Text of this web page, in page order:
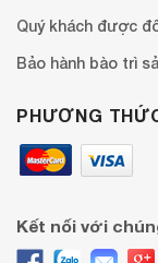
Quý khách được
Bảo hành bào trì
PHƯƠNG
Kết nối với